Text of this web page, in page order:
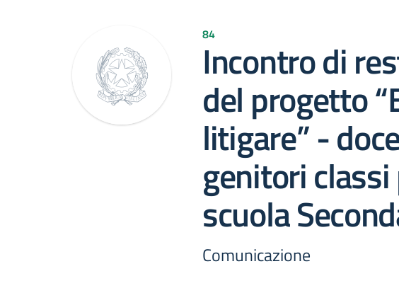
84
Incontro di
del progetto
litigare” -
genitori
scuola
Comunicazione